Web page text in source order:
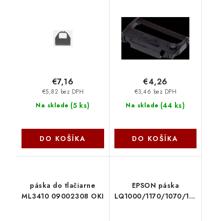
Na sklade (5 ks)
€5,82 bez DPH
€7,16
DO KOŠÍKA
TM-U300, TM-U375
(ERC38B) C43S015374
Na sklade (44 ks)
€3,46 bez DPH
€4,26
DO KOŠÍKA
páska do tlačiarne
ML3410 09002308 OKI
EPSON páska
LQ1000/1170/1070/1010/